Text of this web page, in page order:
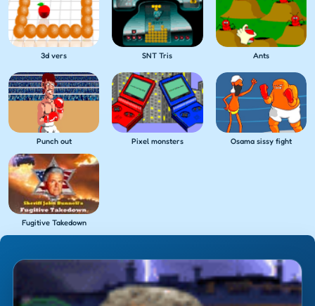
3d vers SNT Tris Ants
Punch out Pixel monsters Osama sissy fight
Fugitive Takedown